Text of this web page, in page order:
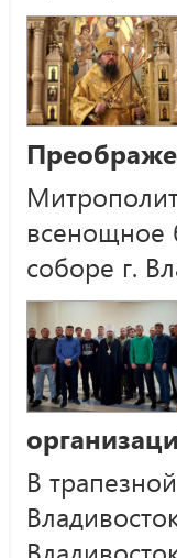
всенощное
соборе г.
В